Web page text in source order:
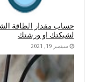
حساب مقدار الطاقة
لشبكتك او ورشتك
سبتمبر 19, 2021